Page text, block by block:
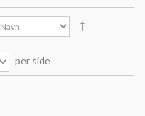
per side